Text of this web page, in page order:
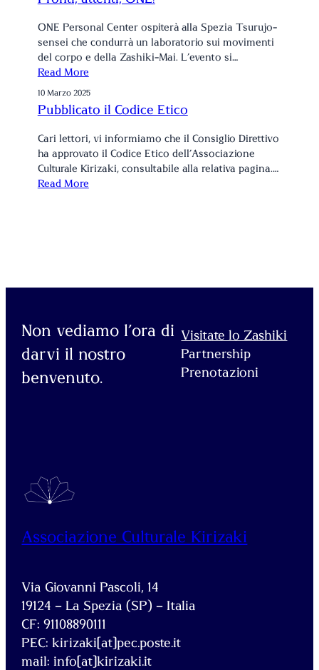
ONE Personal Center ospiterà alla Spezia Tsurujo-
sensei che condurrà un laboratorio sui movimenti
del corpo e della Zashiki-Mai. L’evento si…
Read More
10 Marzo 2025
Pubblicato il Codice Etico
Cari lettori, vi informiamo che il Consiglio Direttivo
ha approvato il Codice Etico dell’Associazione
Culturale Kirizaki, consultabile alla relativa pagina.…
Read More
Non vediamo l’ora di
darvi il nostro
benvenuto.
Visitate lo Zashiki
Partnership
Prenotazioni
Associazione Culturale Kirizaki
Via Giovanni Pascoli, 14
19124 – La Spezia (SP) – Italia
CF: 91108890111
PEC: kirizaki[at]pec.poste.it
mail: info[at]kirizaki.it